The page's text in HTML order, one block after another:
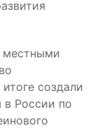
местными
создали
в России по